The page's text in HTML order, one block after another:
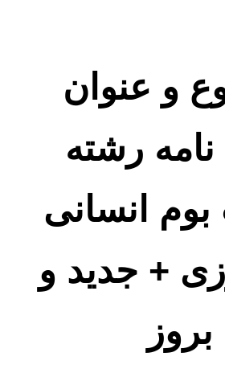
و عنوان
نامه رشته
انسانی
+ جدید و
بروز